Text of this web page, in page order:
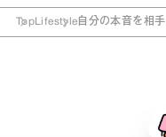
Top Lifestyle 自分の本音を相